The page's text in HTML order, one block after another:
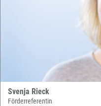
Svenja Rieck
Förderreferentin